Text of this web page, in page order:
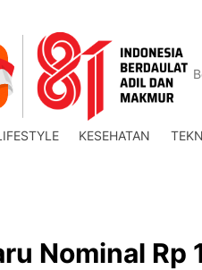
KESEHATAN
Nominal Rp